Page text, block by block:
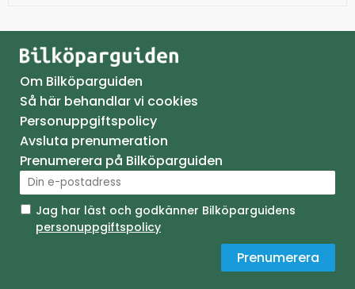
Om Bilköparguiden
Så här behandlar vi cookies
Personuppgiftspolicy
Avsluta prenumeration
Prenumerera på Bilköparguiden
Jag har läst och godkänner Bilköparguidens
personuppgiftspolicy
Prenumerera